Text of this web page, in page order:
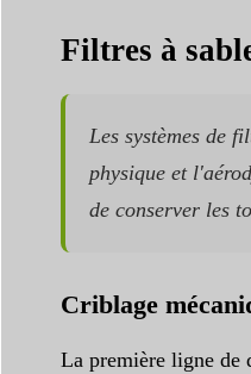
Filtres à
Les systèmes de
physique et
de conserver les
Criblage
La première ligne de